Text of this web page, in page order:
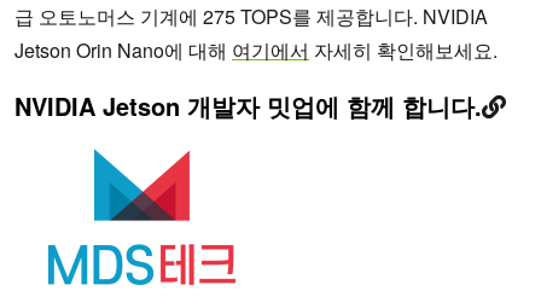
급 오토노머스 기계에 275 TOPS를 제공합니다. NVIDIA
Jetson Orin Nano에 대해 여기에서 자세히 확인해보세요.
NVIDIA Jetson 개발자 밋업에 함께 합니다.